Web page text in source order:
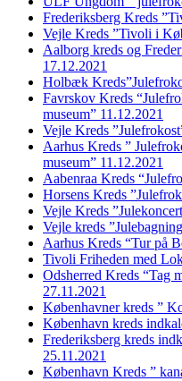
Frederiksberg Kreds
Vejle Kreds ”Tivoli i
Aalborg kreds og
17.12.2021
Holbæk
Favrskov Kreds
museum” 11.12.2021
Vejle Kreds
Aarhus Kreds ”
museum” 11.12.2021
Aabenraa Kreds
Horsens Kreds
Vejle Kreds
Vejle kreds
Aarhus Kreds “Tur på
Tivoli Friheden med
Odsherred Kreds “Tag
27.11.2021
Københavner kreds ”
København kreds
Frederiksberg kreds
25.11.2021
København Kreds ”